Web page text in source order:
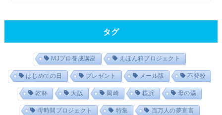
タグ
MJプロ養成講座 えほん箱プロジェクト
はじめての日 プレゼント メール版 不登校
乾杯 大阪 岡崎 横浜 母の湯
母時間プロジェクト 特集 百万人の夢宣言